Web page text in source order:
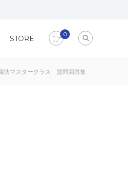
STORE
0
法マスタークラス 質問回答集